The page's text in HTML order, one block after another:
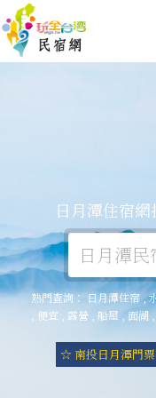
日月潭住宿
熱門查詢： 日月潭住宿 ,
便宜 露營 船屋 面湖,
☆ 南投日月潭門